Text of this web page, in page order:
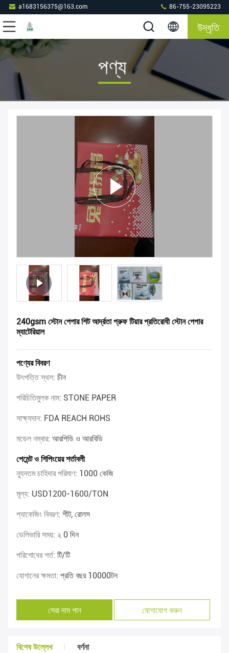
a1683156375@163.com 86-755-23095223
উদ্ধৃতি
পণ্য
240gsm স্টোন পেপার শিট আর্দ্রতা প্রুফ টিয়ার প্রতিরোধী স্টোন পেপার
ম্যাটেরিয়াল
পণ্যের বিবরণ
উৎপত্তি স্থল: চীন
পরিচিতিমুলক নাম: STONE PAPER
সাক্ষ্যদান: FDA REACH ROHS
মডেল নম্বার: আরপিডি ও আরবিডি
পেমেন্ট ও শিপিংয়ের শর্তাবলী
ন্যূনতম চাহিদার পরিমাণ: 1000 কেজি
মূল্য: USD1200-1600/TON
প্যাকেজিং বিবরণ: শীট, রোলস
ডেলিভারি সময়: ২ 0 দিন
পরিশোধের শর্ত: টি/টি
যোগানের ক্ষমতা: প্রতি বছর 10000টন
সেরা দাম পান যোগাযোগ করুন
বিশেষ উল্লেখ বর্ণনা